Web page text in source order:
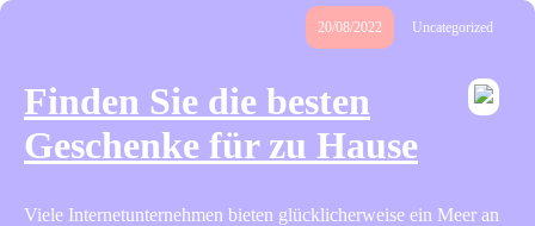
20/08/2022 Uncategorized
Finden Sie die besten
Geschenke für zu Hause
Viele Internetunternehmen bieten glücklicherweise ein Meer an